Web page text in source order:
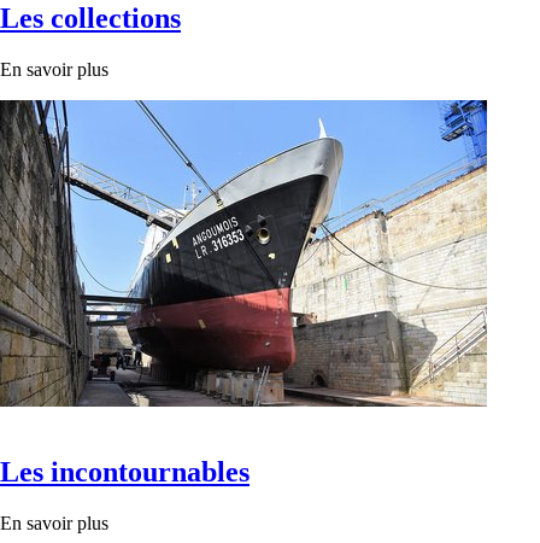
Les collections
En savoir plus
Les incontournables
En savoir plus